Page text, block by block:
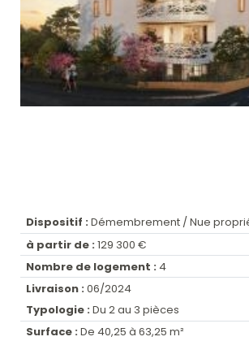
Dispositif : Démembrement / Nue
à partir de : 129 300 €
Nombre de logement : 4
Livraison : 06/2024
Typologie : Du 2 au 3 pièces
Surface : De 40,25 à 63,25 m²